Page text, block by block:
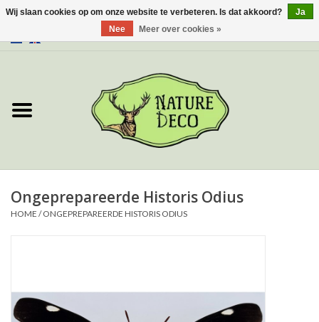
Over ons
Nieuw
Insecten
Ongeprepareerde Historis Odius
HOME /ONGEPREPAREERDE HISTORIS ODIUS
Wij slaan cookies op om onze website te verbeteren. Is dat akkoord?
Ja
Nee
Meer over cookies »